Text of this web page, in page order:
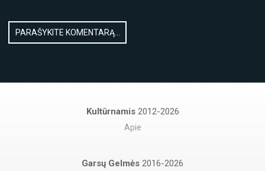
Kultūrnamis 2012-2026
Apie
Garsų Gelmės 2016-2026